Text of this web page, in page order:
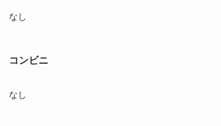
なし
コンビニ
なし